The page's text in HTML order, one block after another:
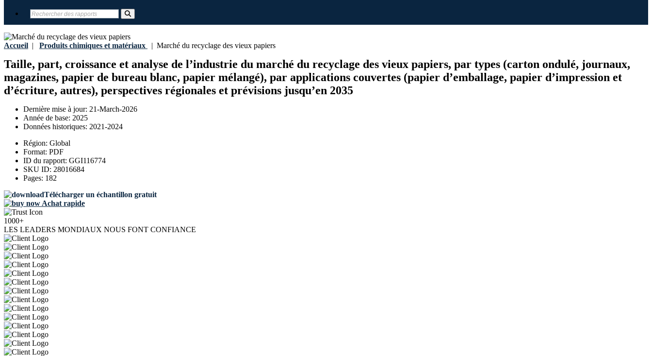
Accueil | Produits chimiques et matériaux | Marché du recyclage des vieux papiers
Taille, part, croissance et analyse de l’industrie du marché du recyclage des vieux papiers, par types (carton ondulé, journaux,
magazines, papier de bureau blanc, papier mélangé), par applications couvertes (papier d’emballage, papier d’impression et
d’écriture, autres), perspectives régionales et prévisions jusqu’en 2035
Dernière mise à jour: 21-March-2026
Année de base: 2025
Données historiques: 2021-2024
Région: Global
Format: PDF
ID du rapport: GGI116774
SKU ID: 28016684
Pages: 182
Télécharger un échantillon gratuit
Achat rapide
1000+
LES LEADERS MONDIAUX NOUS FONT CONFIANCE